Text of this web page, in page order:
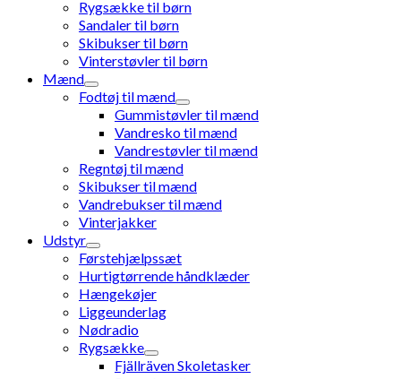
Rygsække til børn
Sandaler til børn
Skibukser til børn
Vinterstøvler til børn
Mænd
Fodtøj til mænd
Gummistøvler til mænd
Vandresko til mænd
Vandrestøvler til mænd
Regntøj til mænd
Skibukser til mænd
Vandrebukser til mænd
Vinterjakker
Udstyr
Førstehjælpssæt
Hurtigtørrende håndklæder
Hængekøjer
Liggeunderlag
Nødradio
Rygsække
Fjällräven Skoletasker